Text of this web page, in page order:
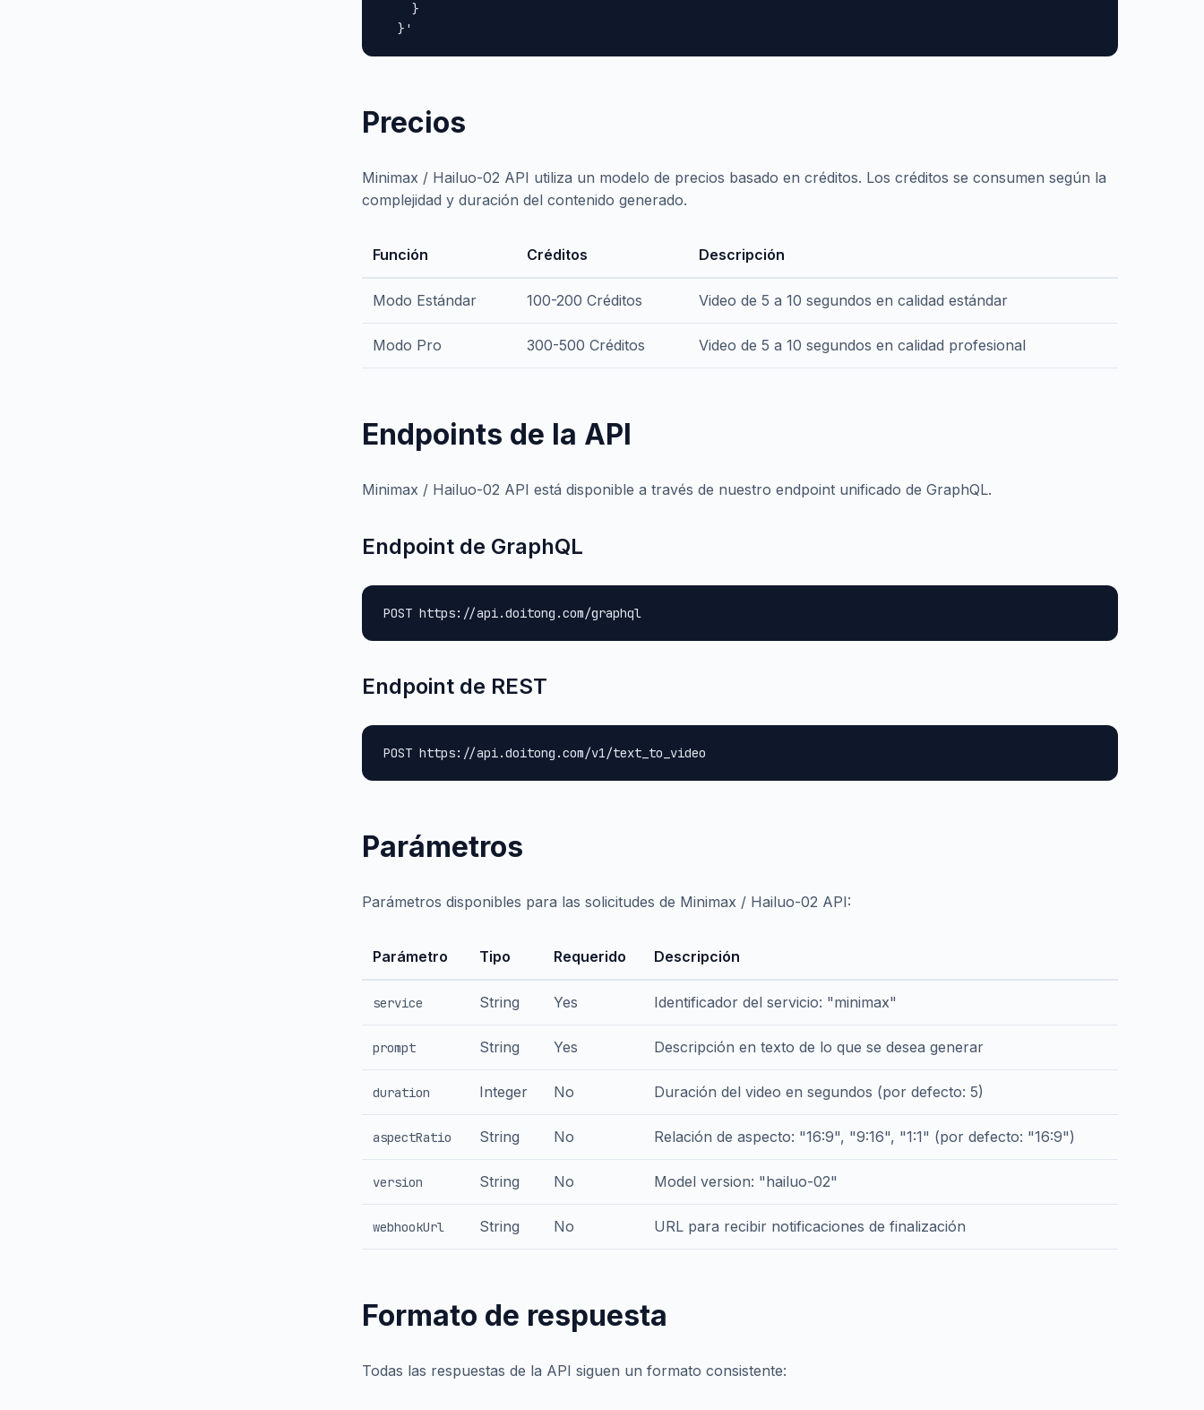
    }
  }'
Precios
Minimax / Hailuo-02 API utiliza un modelo de precios basado en créditos. Los créditos se consumen según la
complejidad y duración del contenido generado.
Función Créditos Descripción
Modo Estándar 100-200 Créditos Video de 5 a 10 segundos en calidad estándar
Modo Pro 300-500 Créditos Video de 5 a 10 segundos en calidad profesional
Endpoints de la API
Minimax / Hailuo-02 API está disponible a través de nuestro endpoint unificado de GraphQL.
Endpoint de GraphQL
POST https://api.doitong.com/graphql
Endpoint de REST
POST https://api.doitong.com/v1/text_to_video
Parámetros
Parámetros disponibles para las solicitudes de Minimax / Hailuo-02 API:
Parámetro Tipo Requerido Descripción
service String Yes Identificador del servicio: "minimax"
prompt String Yes Descripción en texto de lo que se desea generar
duration Integer No Duración del video en segundos (por defecto: 5)
aspectRatio String No Relación de aspecto: "16:9", "9:16", "1:1" (por defecto: "16:9")
version String No Model version: "hailuo-02"
webhookUrl String No URL para recibir notificaciones de finalización
Formato de respuesta
Todas las respuestas de la API siguen un formato consistente: